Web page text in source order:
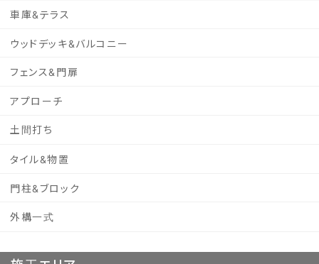
車庫&テラス
ウッドデッキ&バルコニー
フェンス&門扉
アプローチ
土間打ち
タイル&物置
門柱&ブロック
外構一式